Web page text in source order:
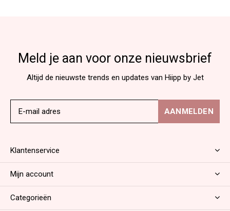
Meld je aan voor onze nieuwsbrief
Altijd de nieuwste trends en updates van Hiipp by Jet
AANMELDEN
Klantenservice
Mijn account
Categorieën